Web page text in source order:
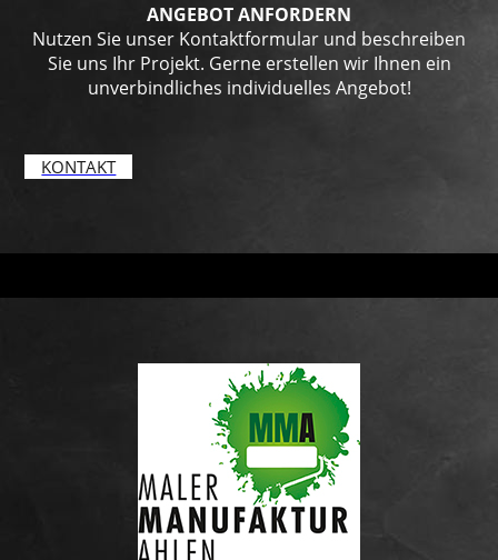
ANGEBOT ANFORDERN
Nutzen Sie unser Kontaktformular und beschreiben
Sie uns Ihr Projekt. Gerne erstellen wir Ihnen ein
unverbindliches individuelles Angebot!
KONTAKT